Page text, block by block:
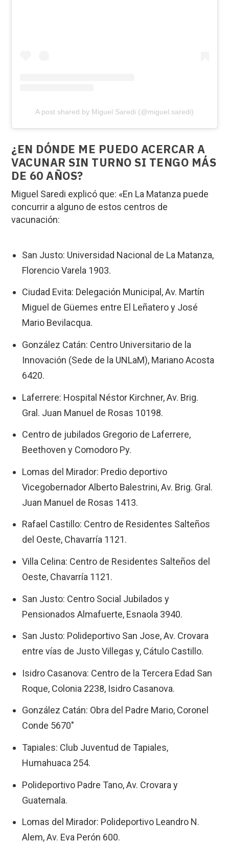
A post shared by Miguel Saredi (@miguel.saredi)
¿EN DÓNDE ME PUEDO ACERCAR A
VACUNAR SIN TURNO SI TENGO MÁS
DE 60 AÑOS?
Miguel Saredi explicó que: «En La Matanza puede
concurrir a alguno de estos centros de
vacunación:
San Justo: Universidad Nacional de La Matanza,
Florencio Varela 1903.
Ciudad Evita: Delegación Municipal, Av. Martín
Miguel de Güemes entre El Leñatero y José
Mario Bevilacqua.
González Catán: Centro Universitario de la
Innovación (Sede de la UNLaM), Mariano Acosta
6420.
Laferrere: Hospital Néstor Kirchner, Av. Brig.
Gral. Juan Manuel de Rosas 10198.
Centro de jubilados Gregorio de Laferrere,
Beethoven y Comodoro Py.
Lomas del Mirador: Predio deportivo
Vicegobernador Alberto Balestrini, Av. Brig. Gral.
Juan Manuel de Rosas 1413.
Rafael Castillo: Centro de Residentes Salteños
del Oeste, Chavarría 1121.
Villa Celina: Centro de Residentes Salteños del
Oeste, Chavarría 1121.
San Justo: Centro Social Jubilados y
Pensionados Almafuerte, Esnaola 3940.
San Justo: Polideportivo San Jose, Av. Crovara
entre vías de Justo Villegas y, Cátulo Castillo.
Isidro Casanova: Centro de la Tercera Edad San
Roque, Colonia 2238, Isidro Casanova.
González Catán: Obra del Padre Mario, Coronel
Conde 5670″
Tapiales: Club Juventud de Tapiales,
Humahuaca 254.
Polideportivo Padre Tano, Av. Crovara y
Guatemala.
Lomas del Mirador: Polideportivo Leandro N.
Alem, Av. Eva Perón 600.